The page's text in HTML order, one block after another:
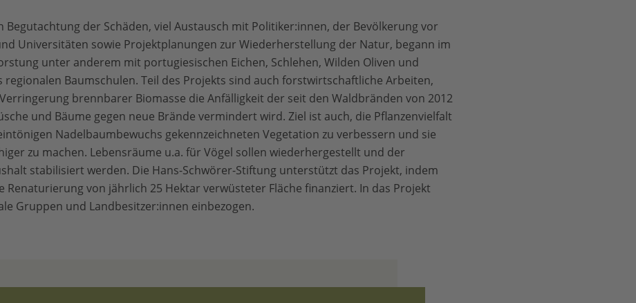
Begutachtung der Schäden, viel Austausch mit Politiker:innen, der Bevölkerung vor
Universitäten sowie Projektplanungen zur Wiederherstellung der Natur, begann im
unter anderem mit portugiesischen Eichen, Schlehen, Wilden Oliven und
regionalen Baumschulen. Teil des Projekts sind auch forstwirtschaftliche Arbeiten,
brennbarer Biomasse die Anfälligkeit der seit den Waldbränden von 2012
und Bäume gegen neue Brände vermindert wird. Ziel ist auch, die Pflanzenvielfalt
Nadelbaumbewuchs gekennzeichneten Vegetation zu verbessern und sie
zu machen. Lebensräume u.a. für Vögel sollen wiederhergestellt und der
stabilisiert werden. Die Hans-Schwörer-Stiftung unterstützt das Projekt, indem
Renaturierung von jährlich 25 Hektar verwüsteter Fläche finanziert. In das Projekt
Gruppen und Landbesitzer:innen einbezogen.